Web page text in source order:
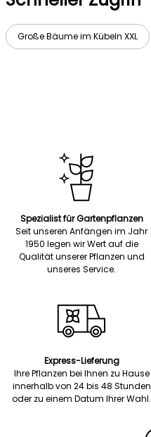
Große Bäume im Kübeln XXL
Spezialist für Gartenpflanzen
Seit unseren Anfängen im Jahr
1950 legen wir Wert auf die
Qualität unserer Pflanzen und
unseres Service.
Express-Lieferung
Ihre Pflanzen bei Ihnen zu Hause
innerhalb von 24 bis 48 Stunden
oder zu einem Datum Ihrer Wahl.